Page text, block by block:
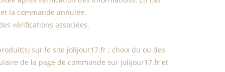
la commande annulée.
vérifications associées.
sur le site jolijour17.fr ; choix du ou des
de la page de commande sur jolijour17.fr et